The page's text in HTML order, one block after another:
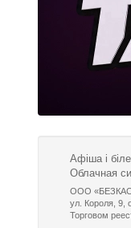
Афіша і
Облачная
ООО
ул. Короля, 9,
Торговом